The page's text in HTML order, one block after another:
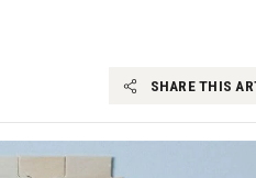
SHARE THIS